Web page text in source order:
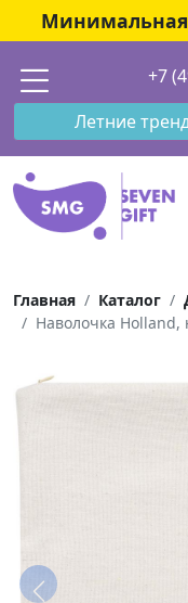
Минимальная
+7
Летние
Главная Каталог
Наволочка